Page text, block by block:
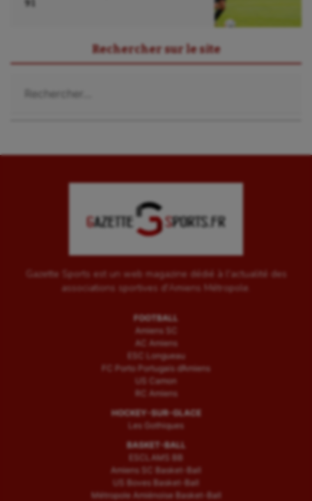
91
Rechercher sur le site
Gazette Sports est un web magazine dédié à l'actualité des
associations sportives d'Amiens Métropole.
FOOTBALL
Amiens SC
AC Amiens
ESC Longueau
FC Porto Portugais d’Amiens
US Camon
RC Amiens
HOCKEY-SUR-GLACE
Les Gothiques
BASKET-BALL
ESCLAMS BB
Amiens SC Basket-Ball
US Boves Basket-Ball
Métropole Amiénoise Basket-Ball